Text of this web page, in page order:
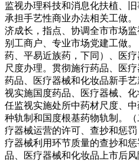
监视办理科技和消息化扶植、
承担手艺性商业办法相关工做
济成长，指点、协调全市市场
别工商户、专业市场党建工做
药、平易近族药，下同）、医
尺度办理。贯彻施行药品、医
药品、医疗器械和化妆品新手
视实施国度药品、医疗器械、
任监视实施处所中药材尺度、
种轨制和国度根基药物轨制。
疗器械运营的许可、查抄和惩
疗器械利用环节质量的查抄和
品、医疗器械和化妆品上市后